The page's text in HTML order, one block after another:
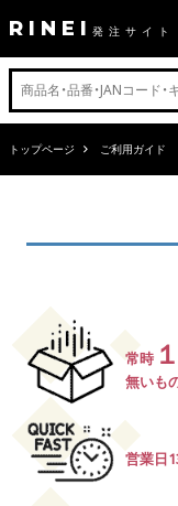
RINEI 発注サイト
トップページ ご利用ガイド
常時
無いも
営業日